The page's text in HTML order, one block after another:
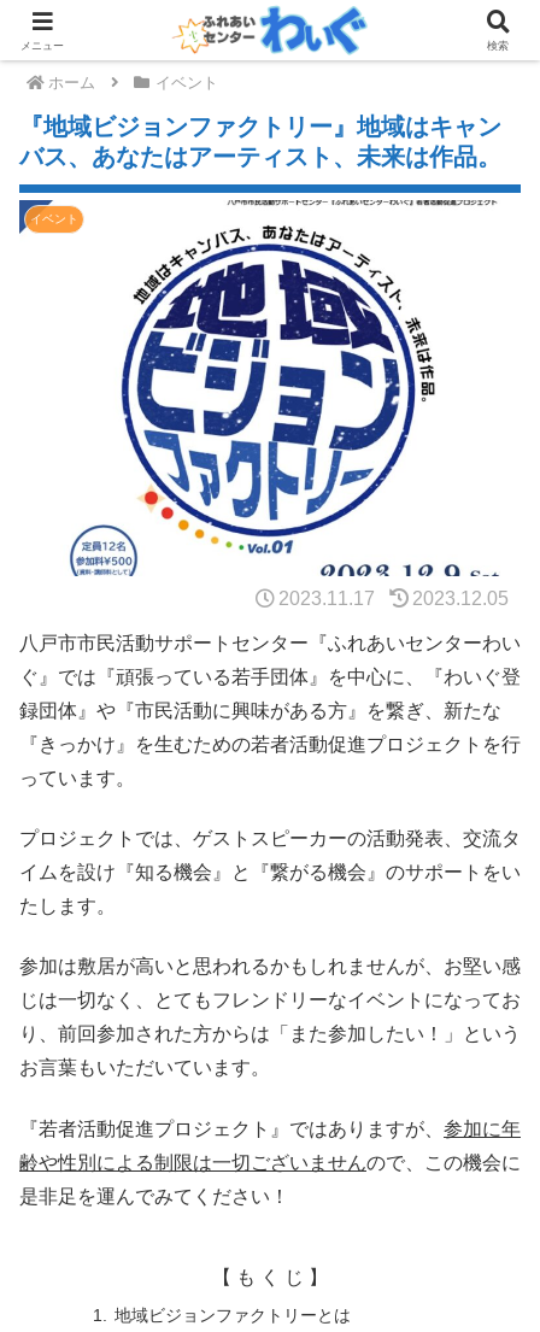
ホーム イベント
『地域ビジョンファクトリー』地域はキャン
バス、あなたはアーティスト、未来は作品。
イベント
2023.11.17 2023.12.05
八戸市市民活動サポートセンター『ふれあいセンターわい
ぐ』では『頑張っている若手団体』を中心に、『わいぐ登
録団体』や『市民活動に興味がある方』を繋ぎ、新たな
『きっかけ』を生むための若者活動促進プロジェクトを行
っています。
プロジェクトでは、ゲストスピーカーの活動発表、交流タ
イムを設け『知る機会』と『繋がる機会』のサポートをい
たします。
参加は敷居が高いと思われるかもしれませんが、お堅い感
じは一切なく、とてもフレンドリーなイベントになってお
り、前回参加された方からは「また参加したい！」という
お言葉もいただいています。
『若者活動促進プロジェクト』ではありますが、 参加に年
齢や性別による制限は一切ございませんので、この機会に
是非足を運んでみてください！
【 も く じ 】
地域ビジョンファクトリーとは
メニュー 検索